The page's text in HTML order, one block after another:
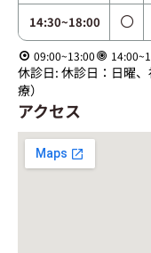
14:30~18:00
09:00~13:00
休診日: 休診日：日曜
療）
アクセス